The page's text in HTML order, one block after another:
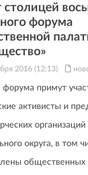
столицей
форума
2016 (12:13)
форума примут
активисты и
округа, в том
общественных